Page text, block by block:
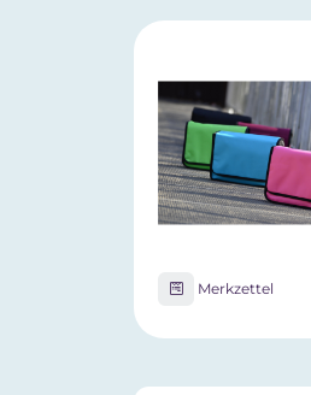
Merkzettel